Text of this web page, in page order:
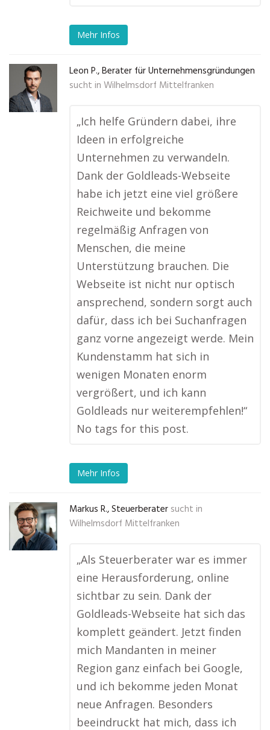
Mehr Infos
Leon P., Berater für Unternehmensgründungen
sucht in Wilhelmsdorf Mittelfranken
„Ich helfe Gründern dabei, ihre
Ideen in erfolgreiche
Unternehmen zu verwandeln.
Dank der Goldleads-Webseite
habe ich jetzt eine viel größere
Reichweite und bekomme
regelmäßig Anfragen von
Menschen, die meine
Unterstützung brauchen. Die
Webseite ist nicht nur optisch
ansprechend, sondern sorgt auch
dafür, dass ich bei Suchanfragen
ganz vorne angezeigt werde. Mein
Kundenstamm hat sich in
wenigen Monaten enorm
vergrößert, und ich kann
Goldleads nur weiterempfehlen!“
No tags for this post.
Mehr Infos
Markus R., Steuerberater sucht in
Wilhelmsdorf Mittelfranken
„Als Steuerberater war es immer
eine Herausforderung, online
sichtbar zu sein. Dank der
Goldleads-Webseite hat sich das
komplett geändert. Jetzt finden
mich Mandanten in meiner
Region ganz einfach bei Google,
und ich bekomme jeden Monat
neue Anfragen. Besonders
beeindruckt hat mich, dass ich